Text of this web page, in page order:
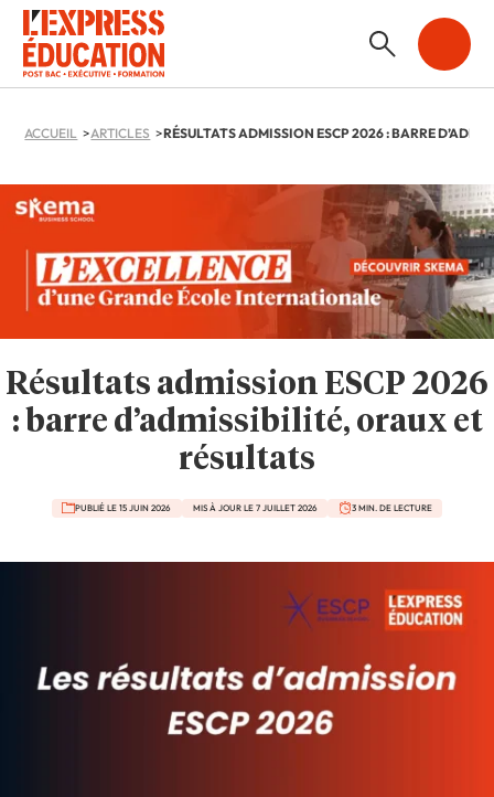
ACCUEIL ARTICLES
Résultats admission ESCP 2026
: barre d’admissibilité, oraux et
résultats
PUBLIÉ LE 15 JUIN 2026 MIS À JOUR LE 7 JUILLET 2026 3 MIN. DE LECTURE